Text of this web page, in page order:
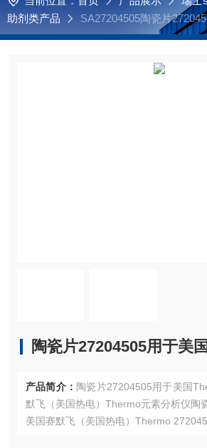
助剂类产品
SA27204505陶瓷片
mo
陶瓷片27204505用于美
产品简介： 陶瓷片27204505用于美国
默飞（美国热电）Thermo元素分析仪陶
美国赛默飞（美国热电）Thermo